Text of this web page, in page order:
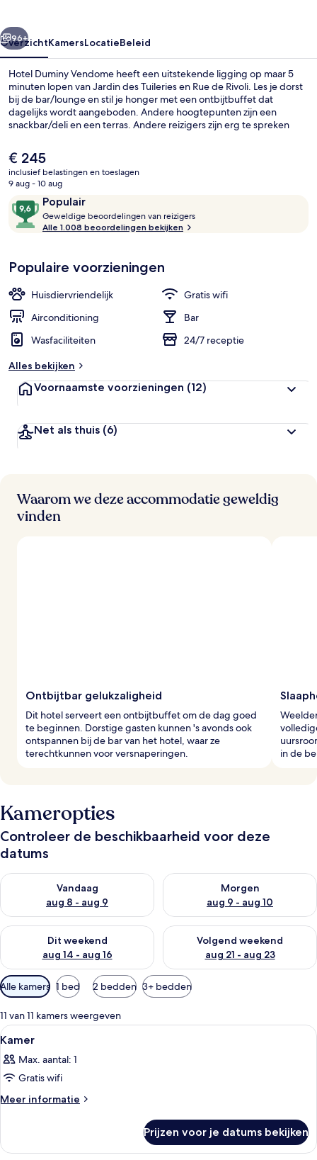
Volgende
96+
OverzichtKamersLocatieBeleid
Hotel Duminy Vendome heeft een uitstekende ligging op maar 5
minuten lopen van Jardin des Tuileries en Rue de Rivoli. Les je dorst
bij de bar/lounge en stil je honger met een ontbijtbuffet dat
dagelijks wordt aangeboden. Andere hoogtepunten zijn een
snackbar/deli en een terras. Andere reizigers zijn erg te spreken
ligt op korte loopafstand van het openbaar vervoer: het is 2 minuten
lopen naar Metrostation Tuileries en 6 minuten naar Metrostation
Concorde.
De
huidige
prijs
€ 245
€ 245
inclusief belastingen en toeslagen
9 aug - 10 aug
Beoordelingen
Populair
9,6
van
10,
Geweldige beoordelingen van reizigers
i
e
b
o
r
n
Alle 1.008 beoordelingen bekijken
Populaire voorzieningen
Huisdiervriendelijk
Gratis wifi
Airconditioning
Bar
Wasfaciliteiten
24/7 receptie
Alles bekijken
Voornaamste voorzieningen (12)
Net als thuis (6)
Waarom we deze accommodatie geweldig
vinden
Ontbijtbar gelukzaligheid
Dit hotel serveert een ontbijtbuffet om de dag goed
te beginnen. Dorstige gasten kunnen 's avonds ook
ontspannen bij de bar van het hotel, waar ze
terechtkunnen voor versnaperingen.
in de
Kameropties
Controleer de beschikbaarheid voor deze
datums
Vandaag
aug 8 - aug 9
De beschikbaarheid controleren voor vanavond aug 8 - aug 9
Morgen
aug 9 - aug 10
De beschikbaarheid
Dit weekend
aug 14 - aug 16
De beschikbaarheid controleren voor dit weekend aug 14 -
Volgend weekend
aug 21 - aug 23
De beschikbaarheid
Beschikbare
filters
voor
kamers
Alle kamers 1 bed 2 bedden 3+ bedden
11 van 11 kamers weergeven
Alle
foto's
voor
Kamer
laden
Een hotelkamer met een bed,
7
Kamer
Max. aantal: 1
Gratis wifi
Meer informatie
Meer
Prijzen voor je datums bekijken